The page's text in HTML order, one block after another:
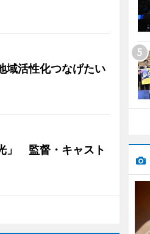
活性化つなげたい
」 監督・キャスト